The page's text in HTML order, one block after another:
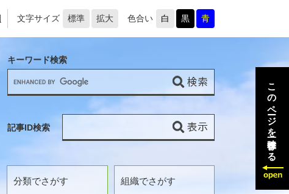
文字サイズ 標準 拡大 色合い 白 黒 青
分類でさがす 組織でさがす
キーワード検索
記事ID検索 このページを一時保存する